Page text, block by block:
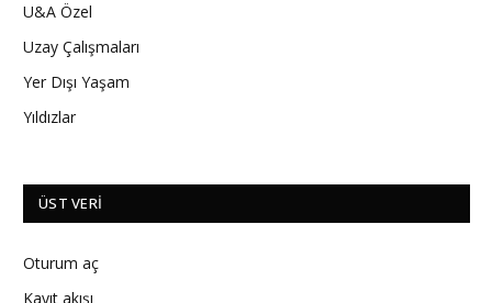
U&A Özel
Uzay Çalışmaları
Yer Dışı Yaşam
Yıldızlar
ÜST VERI
Oturum aç
Kayıt akışı